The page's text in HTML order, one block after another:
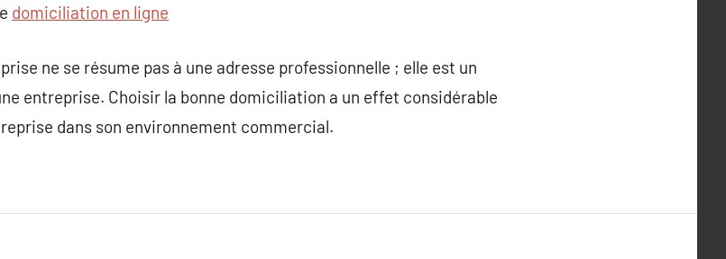
domiciliation en ligne
ne se résume pas à une adresse professionnelle ; elle est un
entreprise. Choisir la bonne domiciliation a un effet considérable
dans son environnement commercial.